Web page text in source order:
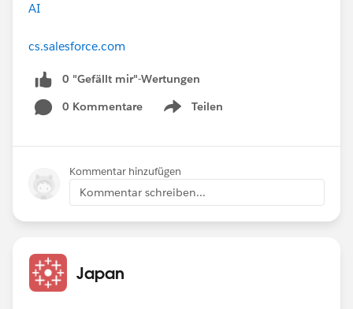
AI
cs.salesforce.com
0 "Gefällt mir"-Wertungen
0 Kommentare
Teilen
Show menu
Kommentar hinzufügen
Kommentar schreiben...
Japan